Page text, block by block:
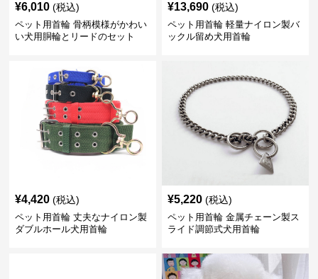
¥6,010 (税込)
ペット用首輪 骨柄模様がかわい
い犬用胴輪とリードのセット
¥13,690 (税込)
ペット用首輪 軽量ナイロン製バ
ックル留め犬用首輪
¥4,420 (税込)
ペット用首輪 丈夫なナイロン製
ダブルホール犬用首輪
¥5,220 (税込)
ペット用首輪 金属チェーン製ス
ライド調節式犬用首輪